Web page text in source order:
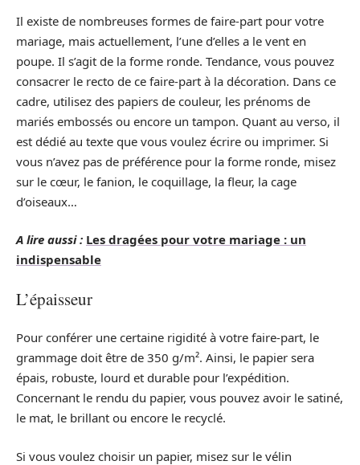
Il existe de nombreuses formes de faire-part pour votre
mariage, mais actuellement, l’une d’elles a le vent en
poupe. Il s’agit de la forme ronde. Tendance, vous pouvez
consacrer le recto de ce faire-part à la décoration. Dans ce
cadre, utilisez des papiers de couleur, les prénoms de
mariés embossés ou encore un tampon. Quant au verso, il
est dédié au texte que vous voulez écrire ou imprimer. Si
vous n’avez pas de préférence pour la forme ronde, misez
sur le cœur, le fanion, le coquillage, la fleur, la cage
d’oiseaux…
A lire aussi : Les dragées pour votre mariage : un
indispensable
L’épaisseur
Pour conférer une certaine rigidité à votre faire-part, le
grammage doit être de 350 g/m². Ainsi, le papier sera
épais, robuste, lourd et durable pour l’expédition.
Concernant le rendu du papier, vous pouvez avoir le satiné,
le mat, le brillant ou encore le recyclé.
Si vous voulez choisir un papier, misez sur le vélin